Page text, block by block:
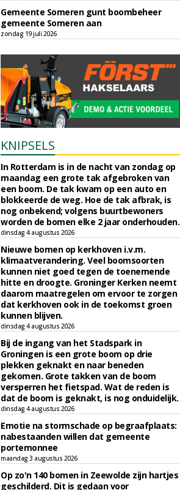
Gemeente Someren gunt boombeheer
gemeente Someren aan
zondag 19 juli 2026
KNIPSELS
In Rotterdam is in de nacht van zondag op
maandag een grote tak afgebroken van
een boom. De tak kwam op een auto en
blokkeerde de weg. Hoe de tak afbrak, is
nog onbekend; volgens buurtbewoners
worden de bomen elke 2 jaar onderhouden.
dinsdag 4 augustus 2026
Nieuwe bomen op kerkhoven i.v.m.
klimaatverandering. Veel boomsoorten
kunnen niet goed tegen de toenemende
hitte en droogte. Groninger Kerken neemt
daarom maatregelen om ervoor te zorgen
dat kerkhoven ook in de toekomst groen
kunnen blijven.
dinsdag 4 augustus 2026
Bij de ingang van het Stadspark in
Groningen is een grote boom op drie
plekken geknakt en naar beneden
gekomen. Grote takken van de boom
versperren het fietspad. Wat de reden is
dat de boom is geknakt, is nog onduidelijk.
dinsdag 4 augustus 2026
Emotie na stormschade op begraafplaats:
nabestaanden willen dat gemeente
portemonnee
maandag 3 augustus 2026
Op zo'n 140 bomen in Zeewolde zijn hartjes
geschilderd. Dit is gedaan voor